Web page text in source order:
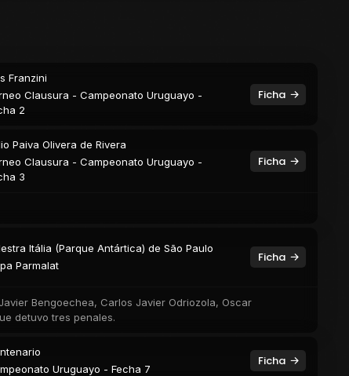
Franzini
Clausura - Campeonato Uruguayo -
2
Ficha
Paiva Olivera de Rivera
Clausura - Campeonato Uruguayo -
3
Ficha
Itália (Parque Antártica) de São Paulo
Parmalat
Ficha
Bengoechea, Carlos Javier Odriozola, Oscar
detuvo tres penales.
Uruguayo - Fecha 7
Ficha